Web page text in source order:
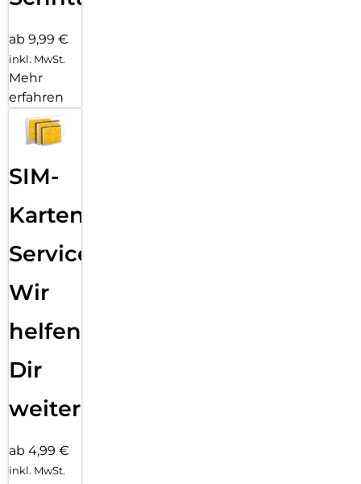
ab 9,99 €
inkl. MwSt.
Mehr
erfahren
SIM-
Karten
Service:
Wir
helfen
Dir
weiter
ab 4,99 €
inkl. MwSt.